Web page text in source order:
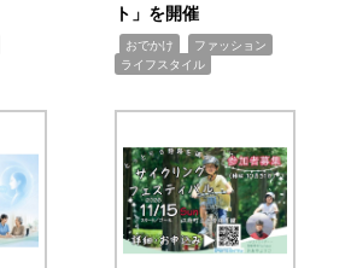
ト」を開催
おでかけ ファッション
ライフスタイル